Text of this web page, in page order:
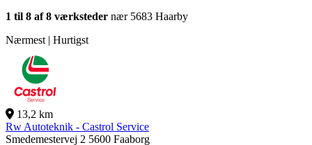
1 til 8 af 8 værksteder nær 5683 Haarby
Nærmest | Hurtigst
13,2 km
Rw Autoteknik - Castrol Service
Smedemestervej 2 5600 Faaborg